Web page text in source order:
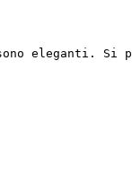
eleganti. Si